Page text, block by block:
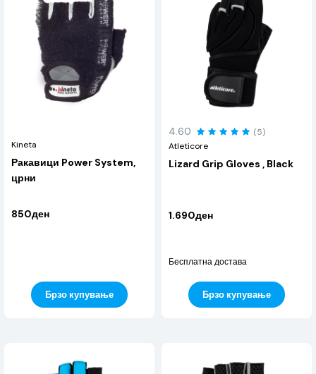
Kineta
Ракавици Power System,
црни
850ден
Брзо купување
4.60
(5)
Atleticore
Lizard Grip Gloves , Black
1.690ден
Бесплатна достава
Брзо купување